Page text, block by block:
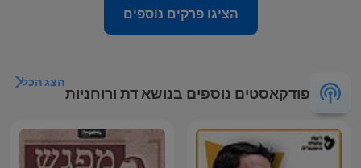
הציגו פרקים נוספים
פודקאסטים נוספים בנושא דת ורוחניות
הצג הכל